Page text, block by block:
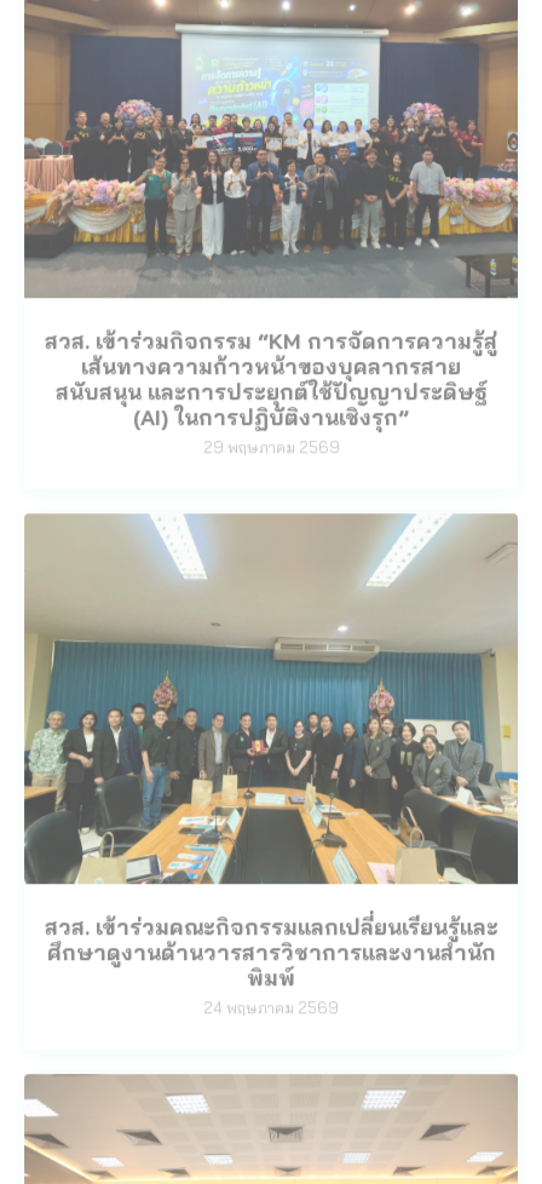
สวส. เข้าร่วมกิจกรรม “KM การจัดการความรู้สู่
เส้นทางความก้าวหน้าของบุคลากรสาย
สนับสนุน และการประยุกต์ใช้ปัญญาประดิษฐ์
(AI) ในการปฏิบัติงานเชิงรุก”
29 พฤษภาคม 2569
สวส. เข้าร่วมคณะกิจกรรมแลกเปลี่ยนเรียนรู้และ
ศึกษาดูงานด้านวารสารวิชาการและงานสำนัก
พิมพ์
24 พฤษภาคม 2569